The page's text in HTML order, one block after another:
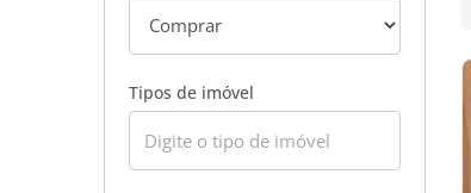
Tipos de imóvel